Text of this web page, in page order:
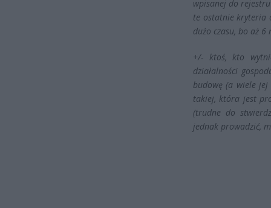
wpisanej do
te ostatnie kryteria
dużo czasu, bo aż 6
+/- ktoś, kto
działalności
budowę (a wiele jej
takiej, która jest
(trudne do
jednak prowadzić,